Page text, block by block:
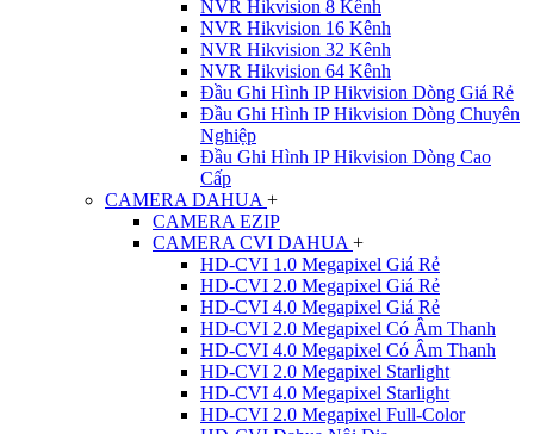
NVR Hikvision 8 Kênh
NVR Hikvision 16 Kênh
NVR Hikvision 32 Kênh
NVR Hikvision 64 Kênh
Đầu Ghi Hình IP Hikvision Dòng Giá Rẻ
Đầu Ghi Hình IP Hikvision Dòng Chuyên
Nghiệp
Đầu Ghi Hình IP Hikvision Dòng Cao
Cấp
CAMERA DAHUA +
CAMERA EZIP
CAMERA CVI DAHUA +
HD-CVI 1.0 Megapixel Giá Rẻ
HD-CVI 2.0 Megapixel Giá Rẻ
HD-CVI 4.0 Megapixel Giá Rẻ
HD-CVI 2.0 Megapixel Có Âm Thanh
HD-CVI 4.0 Megapixel Có Âm Thanh
HD-CVI 2.0 Megapixel Starlight
HD-CVI 4.0 Megapixel Starlight
HD-CVI 2.0 Megapixel Full-Color